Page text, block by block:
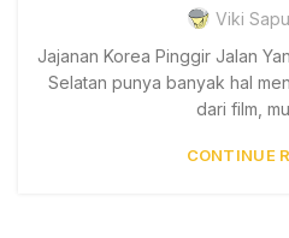
Viki
Jajanan Korea Pinggir Jalan
Selatan punya banyak hal
dari film,
CONTINUE